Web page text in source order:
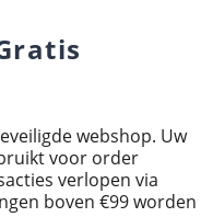
webshop. Uw
voor order
verlopen via
boven €99 worden